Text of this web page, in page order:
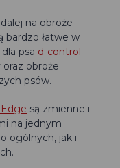
na obroże
bardzo łatwe w
psa d-control
obroże
psów.
są zmienne i
na jednym
ogólnych, jak i